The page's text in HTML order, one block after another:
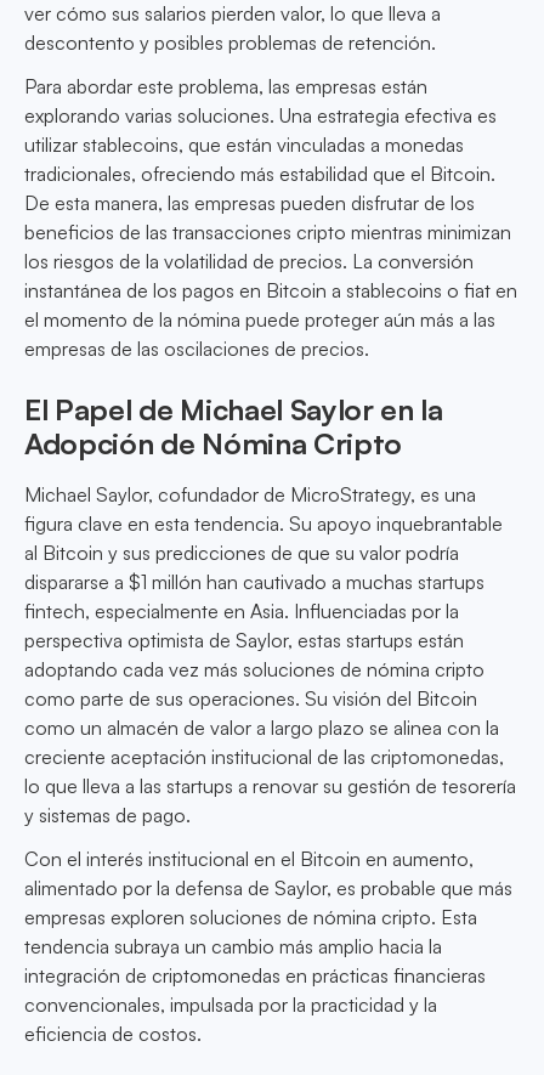
ver cómo sus salarios pierden valor, lo que lleva a
descontento y posibles problemas de retención.
Para abordar este problema, las empresas están
explorando varias soluciones. Una estrategia efectiva es
utilizar stablecoins, que están vinculadas a monedas
tradicionales, ofreciendo más estabilidad que el Bitcoin.
De esta manera, las empresas pueden disfrutar de los
beneficios de las transacciones cripto mientras minimizan
los riesgos de la volatilidad de precios. La conversión
instantánea de los pagos en Bitcoin a stablecoins o fiat en
el momento de la nómina puede proteger aún más a las
empresas de las oscilaciones de precios.
El Papel de Michael Saylor en la
Adopción de Nómina Cripto
Michael Saylor, cofundador de MicroStrategy, es una
figura clave en esta tendencia. Su apoyo inquebrantable
al Bitcoin y sus predicciones de que su valor podría
dispararse a $1 millón han cautivado a muchas startups
fintech, especialmente en Asia. Influenciadas por la
perspectiva optimista de Saylor, estas startups están
adoptando cada vez más soluciones de nómina cripto
como parte de sus operaciones. Su visión del Bitcoin
como un almacén de valor a largo plazo se alinea con la
creciente aceptación institucional de las criptomonedas,
lo que lleva a las startups a renovar su gestión de tesorería
y sistemas de pago.
Con el interés institucional en el Bitcoin en aumento,
alimentado por la defensa de Saylor, es probable que más
empresas exploren soluciones de nómina cripto. Esta
tendencia subraya un cambio más amplio hacia la
integración de criptomonedas en prácticas financieras
convencionales, impulsada por la practicidad y la
eficiencia de costos.